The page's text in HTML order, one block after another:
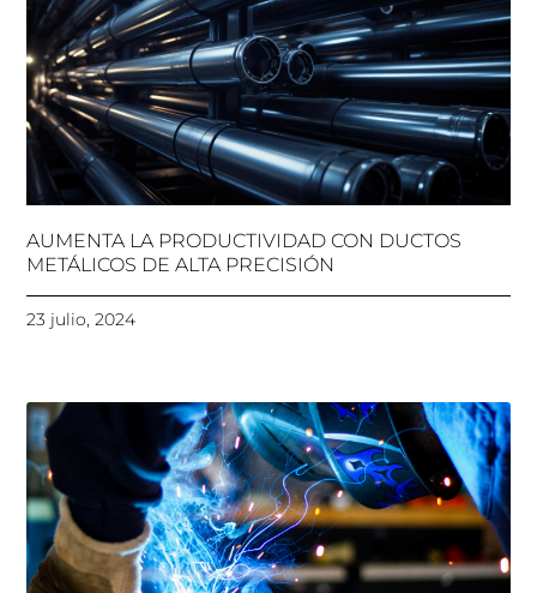
AUMENTA LA PRODUCTIVIDAD CON DUCTOS
METÁLICOS DE ALTA PRECISIÓN
23 julio, 2024